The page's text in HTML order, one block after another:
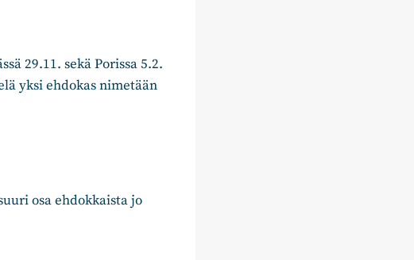
29.11. sekä Porissa 5.2.
yksi ehdokas nimetään
osa ehdokkaista jo